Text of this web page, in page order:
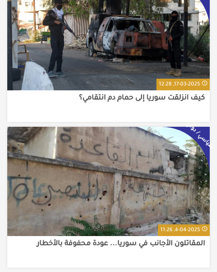
17-03-2025, 12:28
كيف انزلقت سوريا إلى حمام دم انتقامي؟
سياسي / دولي
4-04-2025, 11:26
المقاتلون الأجانب في سوريا... عودة محفوفة بالأخطار